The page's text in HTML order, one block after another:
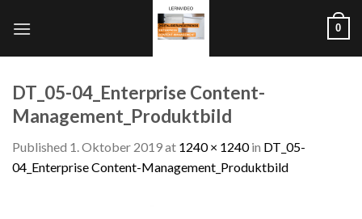
0
DT_05-04_Enterprise Content-
Management_Produktbild
Published 1. Oktober 2019at 1240 × 1240in DT_05-
04_Enterprise Content-Management_Produktbild